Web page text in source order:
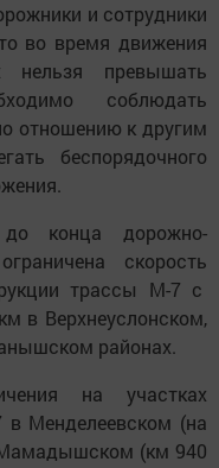
и сотрудники
во время движения
нельзя превышать
соблюдать
отношению к другим
беспорядочного
конца дорожно-
скорость
трассы М-7 с
в Верхнеуслонском,
районах.
на участках
в Менделеевском (на
(км 940